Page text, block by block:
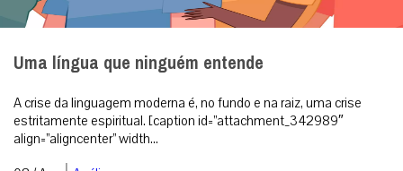
Uma língua que ninguém entende
A crise da linguagem moderna é, no fundo e na raiz, uma crise
estritamente espiritual. [caption id=”attachment_342989″
align=”aligncenter” width...